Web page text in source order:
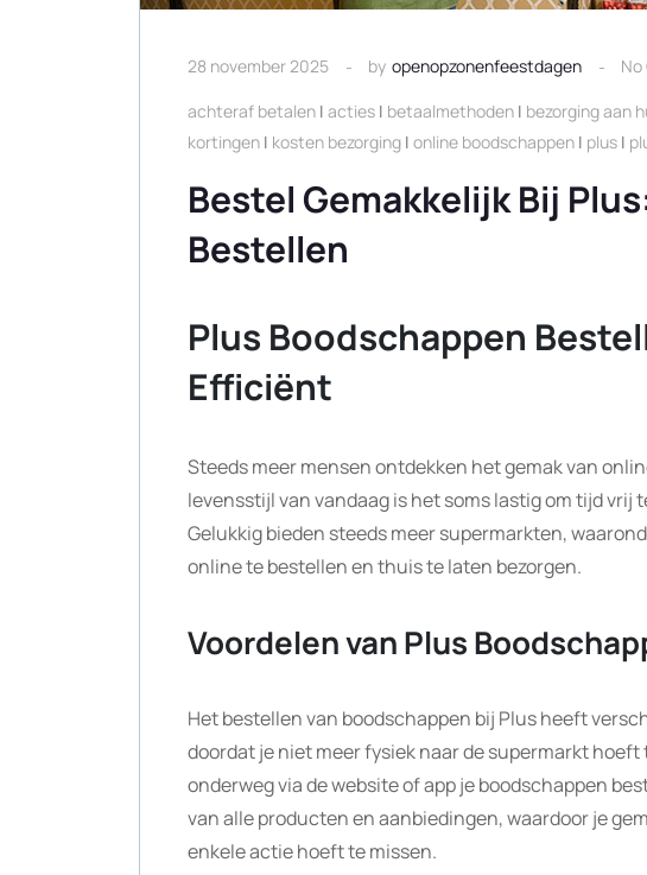
28 november 2025 by openopzonenfeestdagen
achteraf betalen | acties | betaalmethoden | bezorging aan
kortingen | kosten bezorging | online boodschappen | plus |
Bestel Gemakkelijk Bij
Bestellen
Plus Boodschappen
Efficiënt
Steeds meer mensen ontdekken het gemak van
levensstijl van vandaag is het soms lastig om tijd vrij
Gelukkig bieden steeds meer supermarkten,
online te bestellen en thuis te laten bezorgen.
Voordelen van Plus
Het bestellen van boodschappen bij Plus heeft
doordat je niet meer fysiek naar de supermarkt
onderweg via de website of app je boodschappen
van alle producten en aanbiedingen, waardoor je
enkele actie hoeft te missen.